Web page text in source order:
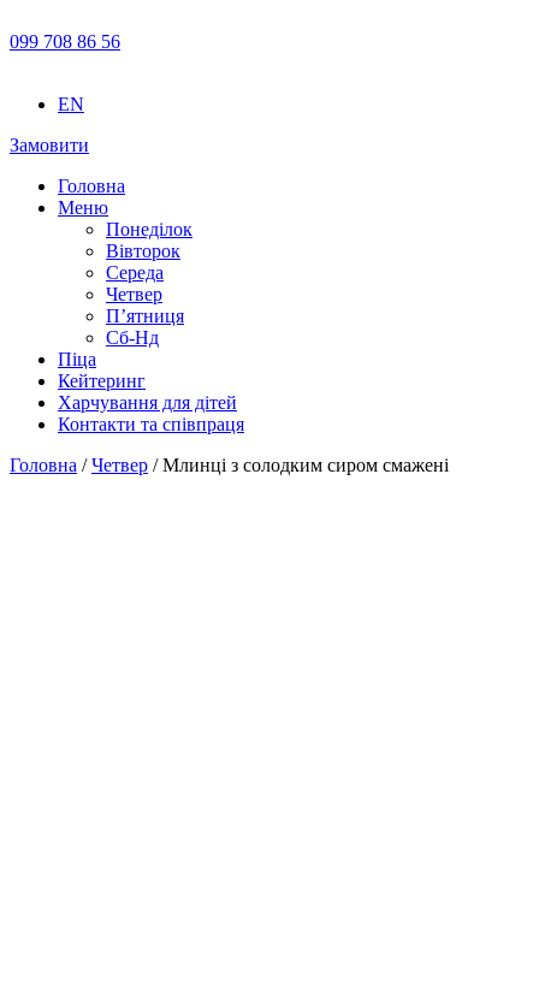
099 708 86 56
EN
Замовити
Головна
Меню
Понеділок
Вівторок
Середа
Четвер
П’ятниця
Сб-Нд
Піца
Кейтеринг
Харчування для дітей
Контакти та співпраця
Головна /Четвер / Млинці з солодким сиром смажені